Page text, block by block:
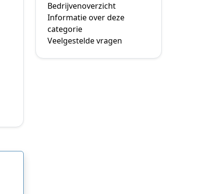
Bedrijvenoverzicht
Informatie over deze
categorie
Veelgestelde vragen